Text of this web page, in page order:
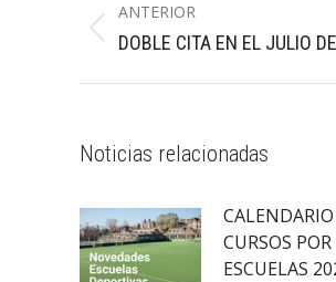
entre
ANTERIOR
Publicación
DOBLE CITA EN EL JULIO
Noticias relacionadas
CURSOS
ESCUELAS